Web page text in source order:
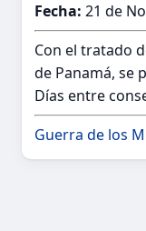
Fecha: 21 de
Con el tratado
de Panamá, se
Días entre
Guerra de los